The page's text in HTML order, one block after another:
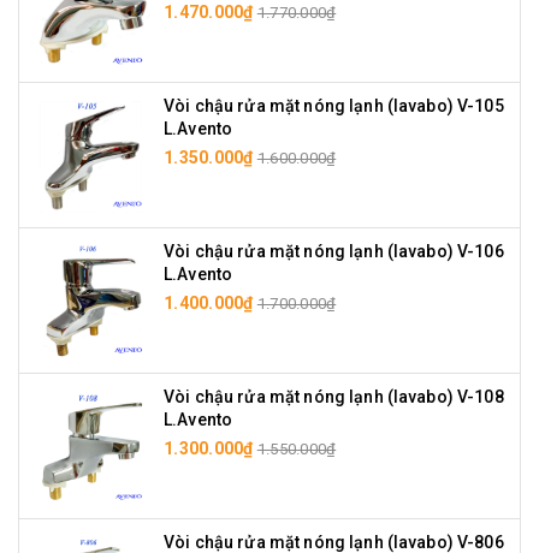
1.470.000₫ 1.770.000₫
Vòi chậu rửa mặt nóng lạnh (lavabo) V-105
L.Avento
1.350.000₫ 1.600.000₫
Vòi chậu rửa mặt nóng lạnh (lavabo) V-106
L.Avento
1.400.000₫ 1.700.000₫
Vòi chậu rửa mặt nóng lạnh (lavabo) V-108
L.Avento
1.300.000₫ 1.550.000₫
Vòi chậu rửa mặt nóng lạnh (lavabo) V-806